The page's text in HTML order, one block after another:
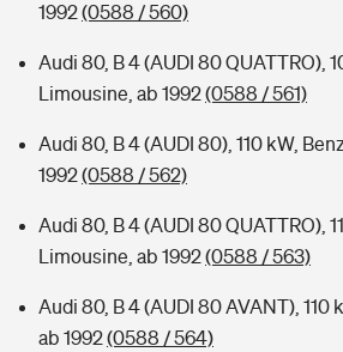
1992(0588 / 560)
Audi 80, B 4 (AUDI 80 QUATTRO),
Limousine, ab 1992(0588 / 561)
Audi 80, B 4 (AUDI 80), 110 kW,
1992(0588 / 562)
Audi 80, B 4 (AUDI 80 QUATTRO),
Limousine, ab 1992(0588 / 563)
Audi 80, B 4 (AUDI 80 AVANT), 110
ab 1992(0588 / 564)